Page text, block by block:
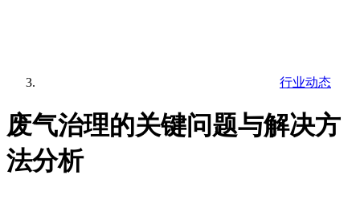
行业动态
废气治理的关键问题与解决方
法分析